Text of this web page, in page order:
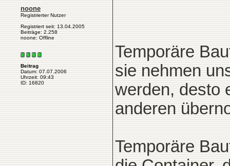
noone
Registrierter Nutzer
Registriert seit: 13.04.2005
Beiträge: 2.258
noone: Offline
Beitrag
Datum: 07.07.2006
Uhrzeit: 09:43
ID: 16820
Temporäre
sie nehmen
werden, desto
anderen
Temporäre